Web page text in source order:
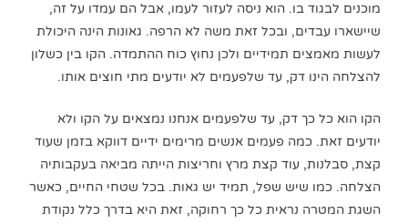
מוכנים לבגוד בו. הוא ניסה לעזור לעמו, אבל הם עמדו על זה,
שיישארו עבדים, ובכל זאת משה לא הרפה. גאונות הינה היכולת
לעשות מאמצים תמידיים ולכן נחוץ כוח ההתמדה. הקו בין כשלון
להצלחה הינו דק, עד שלפעמים לא יודעים מתי חוצים אותו.
הקו הוא כל כך דק, עד שלפעמים אנחנו נמצאים על הקו ולא
יודעים זאת. כמה פעמים אנשים מרימים ידיים דווקא בזמן שעוד
קצת, סבלנות, עוד קצת מרץ וחריצות הייתה מביאה בעקבותיה
הצלחה. כמו שיש שפל, תמיד יש גאות. בכל שטחי החיים, כאשר
השגת המטרה נראית כל כך רחוקה, זאת היא בדרך כלל נקודת